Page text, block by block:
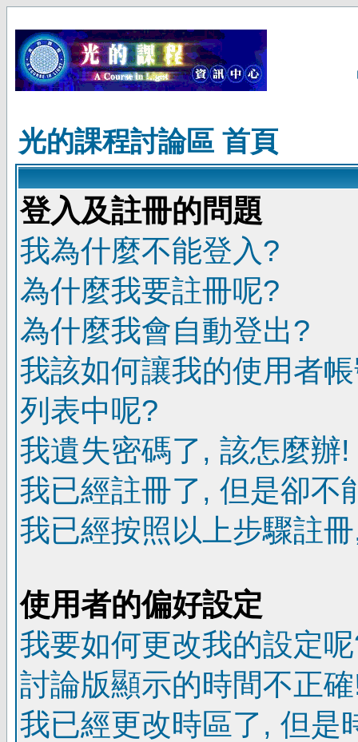
光的課程討論區 首頁
登入及註冊的問題
我為什麼不能登入?
為什麼我要註冊呢?
為什麼我會自動登出?
我該如何讓我的使用者
列表中呢?
我遺失密碼了, 該怎麼辦!
我已經註冊了, 但是卻不
我已經按照以上步驟註
使用者的偏好設定
我要如何更改我的設定
討論版顯示的時間不正
我已經更改時區了, 但是